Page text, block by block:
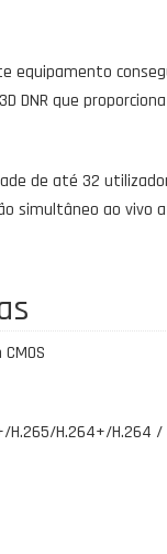
equipamento
DNR que
de até 32
simultâneo ao
H.264+/H.264